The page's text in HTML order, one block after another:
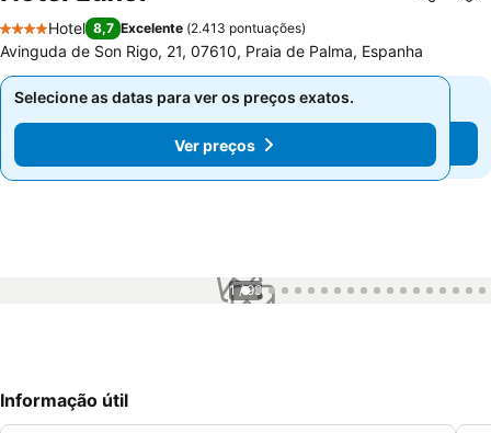
4 Estrelas
Hotel 8,7 Excelente (2.413 pontuações)
Avinguda de Son Rigo, 21, 07610, Praia de Palma, Espanha
Selecione as datas para ver os preços exatos.
Ver preços
Selecione as datas para ver os preços exatos.
Ver preços
1 / 99
Informação útil